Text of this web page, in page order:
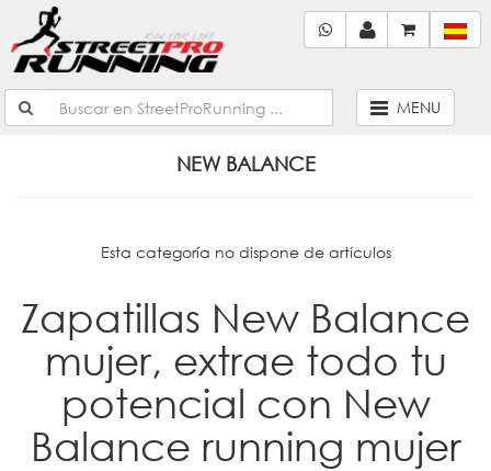
MENU
NEW BALANCE
Esta categoría no dispone de artículos
Zapatillas New Balance
mujer, extrae todo tu
potencial con New
Balance running mujer